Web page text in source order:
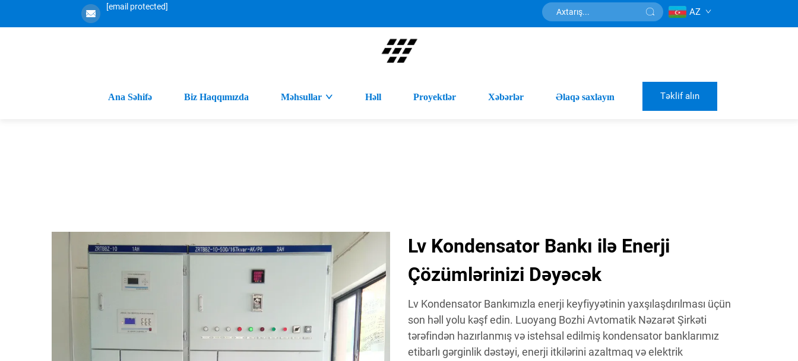
[email protected] AZ
Ana Səhifə Biz Haqqımızda Məhsullar Həll Proyektlər Xəbərlər Əlaqə saxlayın Təklif alın
Lv Kondensator Bankı ilə Enerji
Çözümlərinizi Dəyəcək
Lv Kondensator Bankımızla enerji keyfiyyətinin yaxşılaşdırılması üçün
son həll yolu kəşf edin. Luoyang Bozhi Avtomatik Nəzarət Şirkəti
tərəfindən hazırlanmış və istehsal edilmiş kondensator banklarımız
etibarlı gərginlik dəstəyi, enerji itkilərini azaltmaq və elektrik